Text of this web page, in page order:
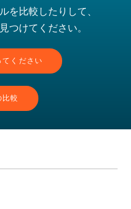
を比較したりして、
つけてください。
てください
比較